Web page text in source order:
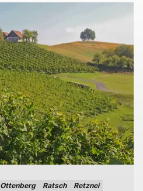
Ottenberg Ratsch
Retznei